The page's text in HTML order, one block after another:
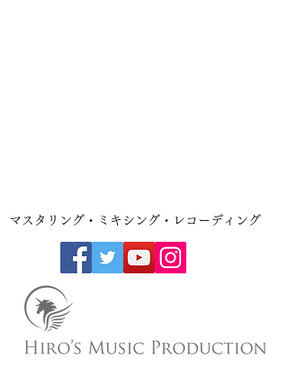
​マスタリング・ミキシング・レコーディング